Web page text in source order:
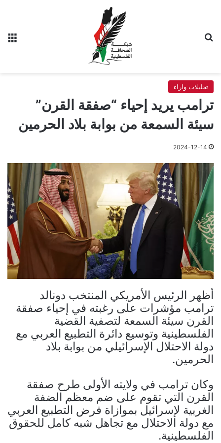
تحليلات واراء
ترامب يريد إحياء “صفقة القرن”
سيئة السمعة من بوابة بلاد الحرمين
2024-12-14
أظهر الرئيس الأمريكي المنتخب دونالد
ترامب مؤشرات على رغبته في إحياء صفقة
القرن سيئة السمعة لتصفية القضية
الفلسطينية وتوسيع دائرة التطبيع العربي مع
دولة الاحتلال الإسرائيلي من بوابة بلاد
الحرمين.
وكان ترامب في ولايته الأولى طرح صفقة
القرن التي تقوم على ضم معظم الضفة
الغربية لإسرائيل بموازاة فرض التطبيع العربي
مع دولة الاحتلال مع تجاهل شبه كامل للحقوق
الفلسطينية.